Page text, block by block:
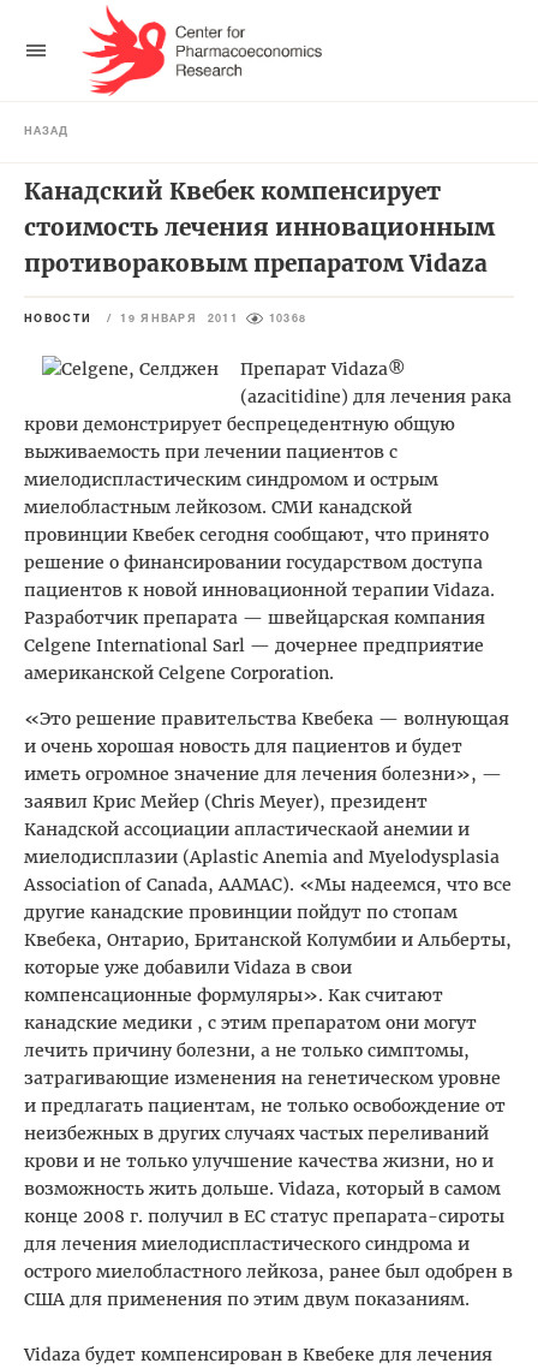
НАЗАД
Канадский Квебек компенсирует
стоимость лечения инновационным
противораковым препаратом Vidaza
НОВОСТИ / 19 ЯНВАРЯ 2011 10368
Препарат Vidaza®
(azacitidine) для лечения рака
крови демонстрирует беспрецедентную общую
выживаемость при лечении пациентов с
миелодиспластическим синдромом и острым
миелобластным лейкозом. СМИ канадской
провинции Квебек сегодня сообщают, что принято
решение о финансировании государством доступа
пациентов к новой инновационной терапии Vidaza.
Разработчик препарата — швейцарская компания
Celgene International Sarl — дочернее предприятие
американской Celgene Corporation.
«Это решение правительства Квебека — волнующая
и очень хорошая новость для пациентов и будет
иметь огромное значение для лечения болезни», —
заявил Крис Мейер (Chris Meyer), президент
Канадской ассоциации апластическаой анемии и
миелодисплазии (Aplastic Anemia and Myelodysplasia
Association of Canada, AAMAC). «Мы надеемся, что все
другие канадские провинции пойдут по стопам
Квебека, Онтарио, Британской Колумбии и Альберты,
которые уже добавили Vidaza в свои
компенсационные формуляры». Как считают
канадские медики , с этим препаратом они могут
лечить причину болезни, а не только симптомы,
затрагивающие изменения на генетическом уровне
и предлагать пациентам, не только освобождение от
неизбежных в других случаях частых переливаний
крови и не только улучшение качества жизни, но и
возможность жить дольше. Vidaza, который в самом
конце 2008 г. получил в ЕС статус препарата-сироты
для лечения миелодиспластического синдрома и
острого миелобластного лейкоза, ранее был одобрен в
США для применения по этим двум показаниям.
Vidaza будет компенсирован в Квебеке для лечения